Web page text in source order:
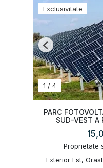
Exclusivitate
1 / 4
Previous
PARC
SUD-VEST
Proprietate
Exterior Est,